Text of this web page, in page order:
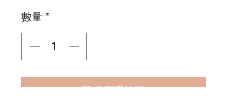
數量 *
新增至購物車